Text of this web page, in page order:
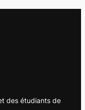
des étudiants de